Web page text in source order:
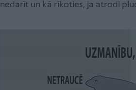
nedarīt un kā rīkoties, ja atrodi